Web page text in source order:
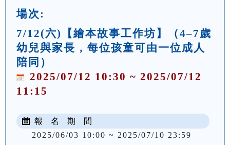
場次:
7/12(六)【繪本故事工作坊】（4–7歲
幼兒與家長，每位孩童可由一位成人
陪同）
2025/07/12 10:30 ~ 2025/07/12
11:15
報 名 期 間
2025/06/03 10:00 ~ 2025/07/10 23:59